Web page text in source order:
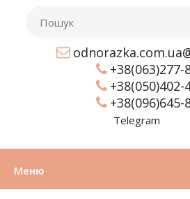
+38(063)277-
+38(050)402-
+38(096)645-
Telegram
Меню